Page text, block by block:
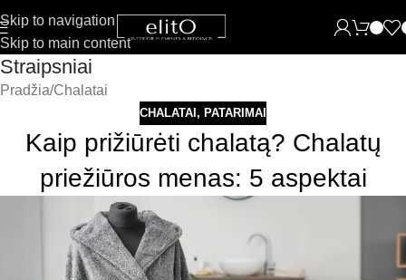
Skip to navigation
Skip to main content
Straipsniai
Pradžia Chalatai
CHALATAI , PATARIMAI
Kaip prižiūrėti chalatą? Chalatų
priežiūros menas: 5 aspektai